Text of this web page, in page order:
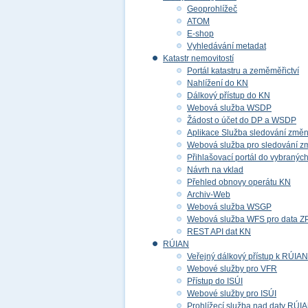
Geoprohlížeč
ATOM
E-shop
Vyhledávání metadat
Katastr nemovitostí
Portál katastru a zeměměřictví
Nahlížení do KN
Dálkový přístup do KN
Webová služba WSDP
Žádost o účet do DP a WSDP
Aplikace Služba sledování změn
Webová služba pro sledování
Přihlašovací portál do
Návrh na vklad
Přehled obnovy operátu KN
Archiv-Web
Webová služba WSGP
Webová služba WFS pro data
REST API dat KN
RÚIAN
Veřejný dálkový přístup k RÚIAN
Webové služby pro VFR
Přístup do ISÚI
Webové služby pro ISÚI
Prohlížecí služba nad daty